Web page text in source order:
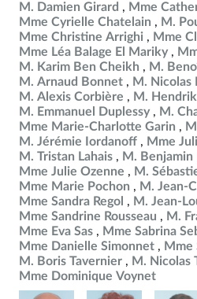
M. Damien Girard
Mme
Mme Cyrielle Chatelain
M.
Mme Christine Arrighi
Mme
Mme Léa Balage El Mariky
M. Karim Ben Cheikh
M.
M. Arnaud Bonnet
M. Nicolas
M. Alexis Corbière
M.
M. Emmanuel Duplessy
M.
Mme Marie-Charlotte Garin
M. Jérémie Iordanoff
Mme
M. Tristan Lahais
M. Benjamin
Mme Julie Ozenne
M.
Mme Marie Pochon
M. Jean-
Mme Sandra Regol
M. Jean-
Mme Sandrine Rousseau
M.
Mme Eva Sas
Mme Sabrina
Mme Danielle Simonnet
Mme
M. Boris Tavernier
M. Nicolas
Mme Dominique Voynet